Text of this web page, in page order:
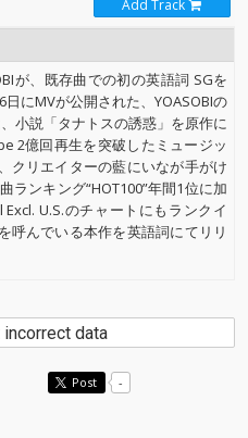
Add Track
が、既存曲での初の英語詞 SGを
にMVが公開された、YOASOBIの
小説「タナトスの誘惑」を原作に
2億回再生を突破したミュージッ
クリエイターの藍にいなが手がけ
ランキング“HOT100”年間1位に加
U.S.のチャートにもランクイ
呼んでいる本作を英語詞にてリリ
data
Post -